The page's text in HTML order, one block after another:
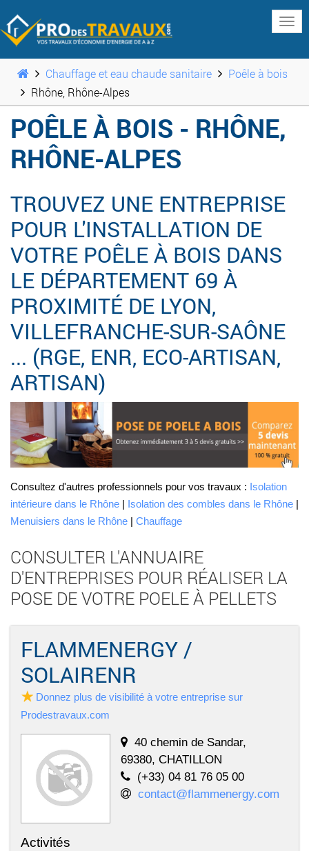
Chauffage et eau chaude sanitaire
Poêle à bois
Rhône, Rhône-Alpes
POÊLE À BOIS - RHÔNE,
RHÔNE-ALPES
TROUVEZ UNE ENTREPRISE
POUR L'INSTALLATION DE
VOTRE POÊLE À BOIS DANS
LE DÉPARTEMENT 69 À
PROXIMITÉ DE LYON,
VILLEFRANCHE-SUR-SAÔNE
... (RGE, ENR, ECO-ARTISAN,
ARTISAN)
Consultez d'autres professionnels pour vos travaux : Isolation
intérieure dans le Rhône | Isolation des combles dans le Rhône |
Menuisiers dans le Rhône | Chauffage
CONSULTER L'ANNUAIRE
D'ENTREPRISES POUR RÉALISER LA
POSE DE VOTRE POELE À PELLETS
FLAMMENERGY /
SOLAIRENR
Donnez plus de visibilité à votre entreprise sur
Prodestravaux.com
40 chemin de Sandar,
69380, CHATILLON
(+33) 04 81 76 05 00
contact@flammenergy.com
Activités